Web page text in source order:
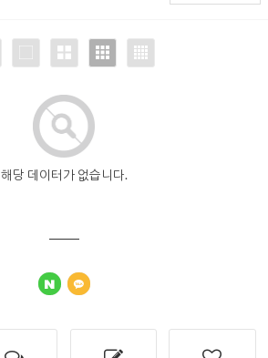
해당 데이터가 없습니다.